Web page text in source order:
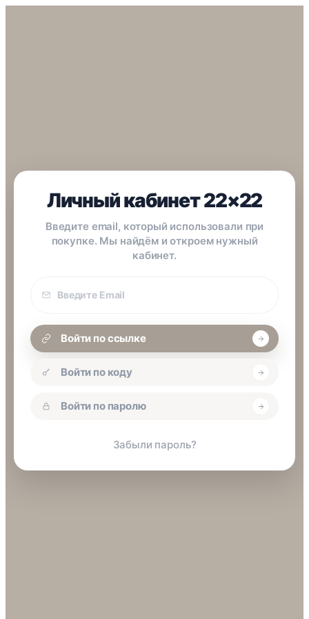
Личный кабинет 22×22
Введите email, который использовали при
покупке. Мы найдём и откроем нужный
кабинет.
покупки
Войти по ссылке
Войти по коду
Войти по паролю
Забыли пароль?